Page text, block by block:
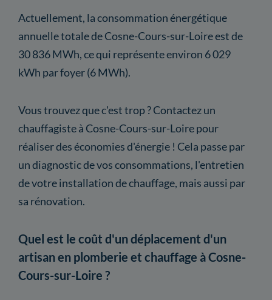
Actuellement, la consommation énergétique
annuelle totale de Cosne-Cours-sur-Loire est de
30 836 MWh, ce qui représente environ 6 029
kWh par foyer (6 MWh).
Vous trouvez que c'est trop ? Contactez un
chauffagiste à Cosne-Cours-sur-Loire pour
réaliser des économies d'énergie ! Cela passe par
un diagnostic de vos consommations, l'entretien
de votre installation de chauffage, mais aussi par
sa rénovation.
Quel est le coût d'un déplacement d'un
artisan en plomberie et chauffage à Cosne-
Cours-sur-Loire ?